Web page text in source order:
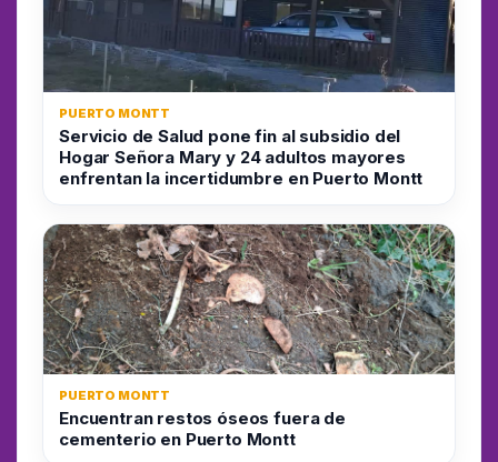
PUERTO MONTT
Servicio de Salud pone fin al subsidio del
Hogar Señora Mary y 24 adultos mayores
enfrentan la incertidumbre en Puerto Montt
PUERTO MONTT
Encuentran restos óseos fuera de
cementerio en Puerto Montt